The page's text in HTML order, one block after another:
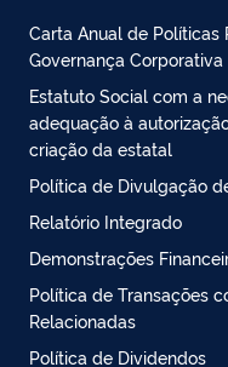
Carta Anual de Políticas
Governança Corporativa
Estatuto Social com a
adequação à
criação da estatal
Política de Divulgação
Relatório Integrado
Demonstrações
Política de Transações
Relacionadas
Política de Dividendos